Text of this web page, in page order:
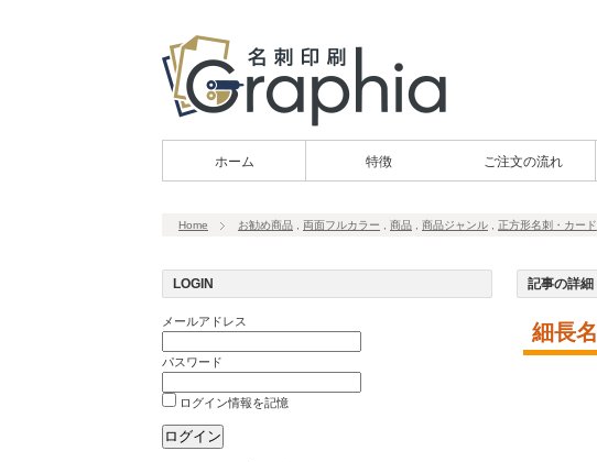
ホーム 特徴 ご注文の流れ
Home お勧め商品 両面フルカラー 商品 商品ジャンル 正方形名刺・カード
記事の詳細
細長
LOGIN
メールアドレス
パスワード
ログイン情報を記憶